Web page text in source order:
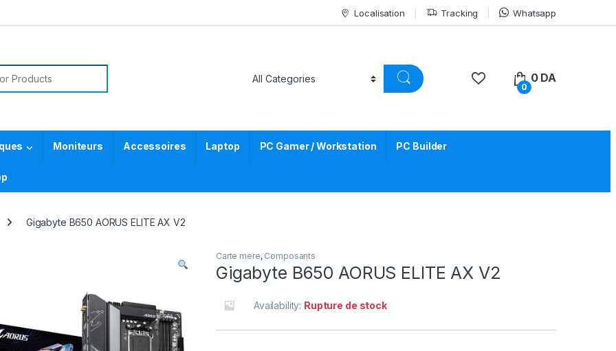
Localisation Tracking Whatsapp
0
0DA
Moniteurs Accessoires Laptop PC Gamer / Workstation PC Builder
Gigabyte B650 AORUS ELITE AX V2
Carte mere, Composants
Gigabyte B650 AORUS ELITE AX V2
Availability: Rupture de stock